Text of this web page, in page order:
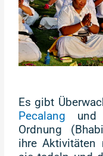
Es gibt
Pecalang und
Ordnung
ihre Aktivitäten